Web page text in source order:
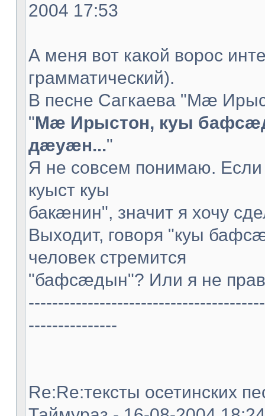
2004 17:53
А меня вот какой ворос
грамматический).
В песне Сагкаева "Мæ
"Мæ Ирыстон, куы
дæуæн..."
Я не совсем понимаю.
куыст куы
бакæнин", значит я хочу
Выходит, говоря "куы
человек стремится
"бафсæдын"? Или я не
---------------
Re:Re:тексты осетинских